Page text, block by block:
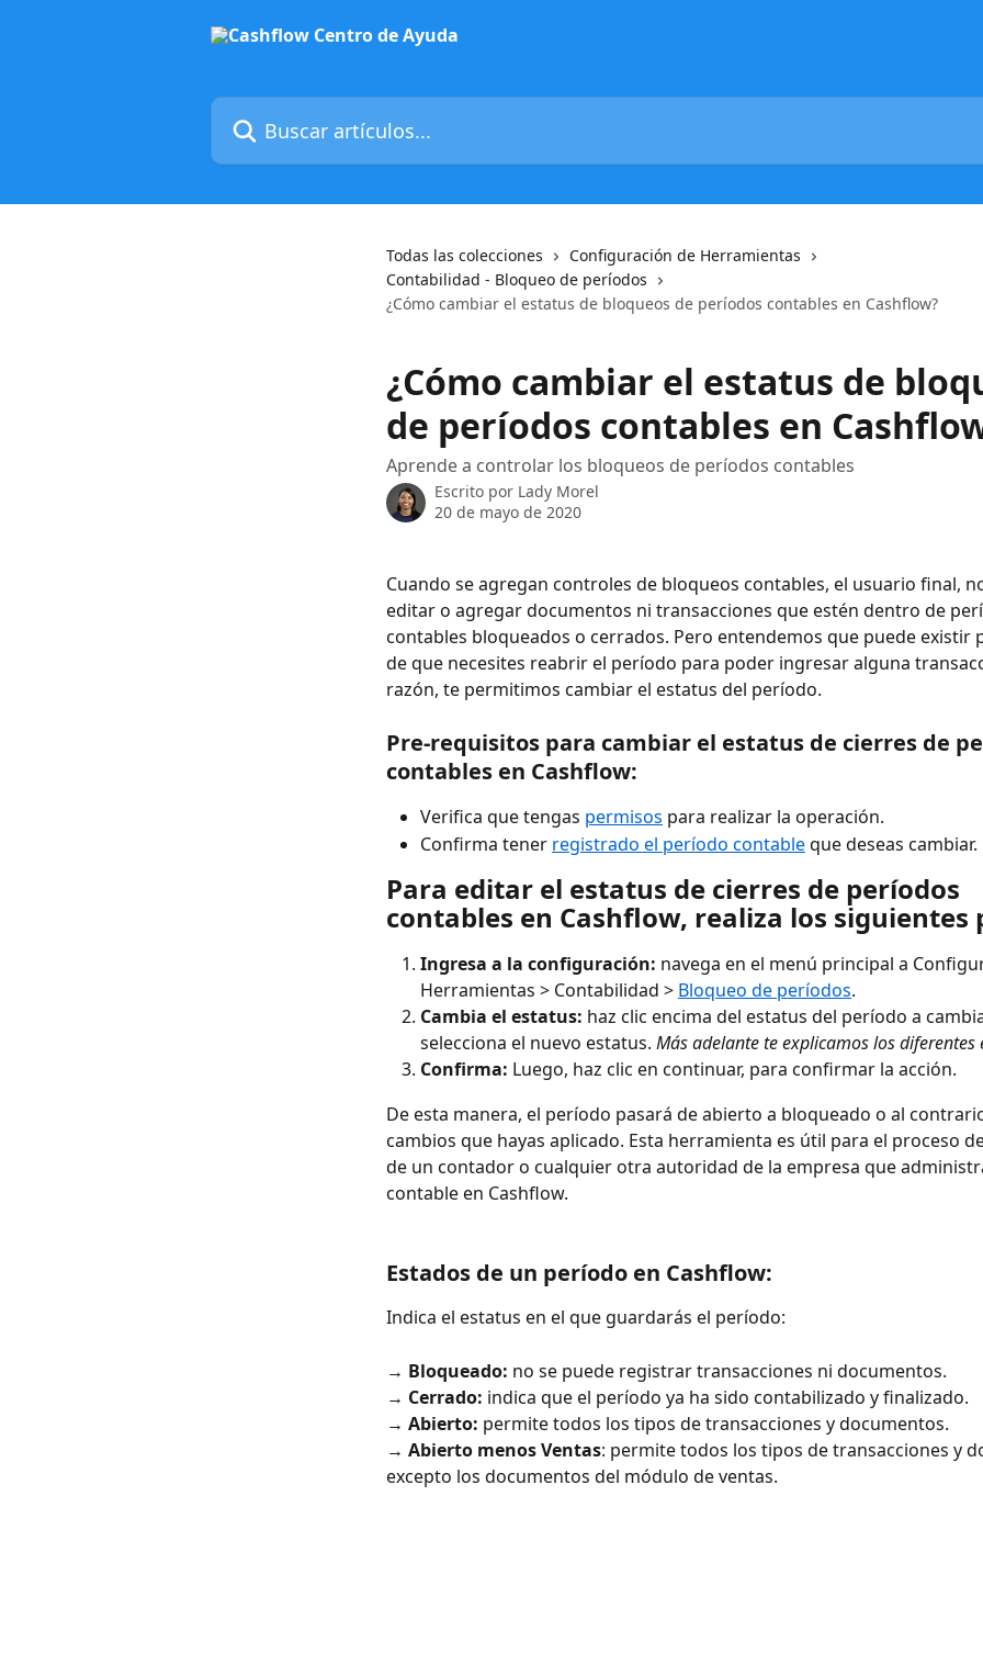
Buscar artículos...
Todas las colecciones
Configuración de Herramientas
Contabilidad - Bloqueo de períodos
¿Cómo cambiar el estatus de bloqueos de períodos contables en Cashflow?
¿Cómo cambiar el estatus de
de períodos contables en
Aprende a controlar los bloqueos de períodos contables
Escrito por Lady Morel
20 de mayo de 2020
Cuando se agregan controles de bloqueos contables, el usuario final,
editar o agregar documentos ni transacciones que estén dentro de
contables bloqueados o cerrados. Pero entendemos que puede existir
de que necesites reabrir el período para poder ingresar alguna
razón, te permitimos cambiar el estatus del período.
Pre-requisitos para cambiar el estatus de cierres de
contables en Cashflow:
Verifica que tengas permisos para realizar la operación.
Confirma tener registrado el período contable que deseas cambiar.
Para editar el estatus de cierres de períodos
contables en Cashflow, realiza los siguientes
Ingresa a la configuración: navega en el menú principal a
Herramientas > Contabilidad > Bloqueo de períodos.
Cambia el estatus: haz clic encima del estatus del período a
selecciona el nuevo estatus. Más adelante te explicamos los diferentes
Confirma: Luego, haz clic en continuar, para confirmar la acción.
De esta manera, el período pasará de abierto a bloqueado o al
cambios que hayas aplicado. Esta herramienta es útil para el proceso
de un contador o cualquier otra autoridad de la empresa que
contable en Cashflow.
Estados de un período en Cashflow:
Indica el estatus en el que guardarás el período:
→ Bloqueado: no se puede registrar transacciones ni documentos.
→ Cerrado: indica que el período ya ha sido contabilizado y finalizado.
→ Abierto: permite todos los tipos de transacciones y documentos.
→ Abierto menos Ventas: permite todos los tipos de transacciones y
excepto los documentos del módulo de ventas.